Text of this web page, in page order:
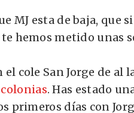
MJ esta de baja, que
hemos metido unas
cole San Jorge de al
. Has estado
primeros días con